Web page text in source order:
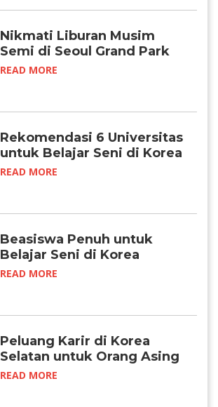
Nikmati Liburan Musim
Semi di Seoul Grand Park
READ MORE
Rekomendasi 6 Universitas
untuk Belajar Seni di Korea
READ MORE
Beasiswa Penuh untuk
Belajar Seni di Korea
Selatan
READ MORE
Peluang Karir di Korea
Selatan untuk Orang Asing
READ MORE